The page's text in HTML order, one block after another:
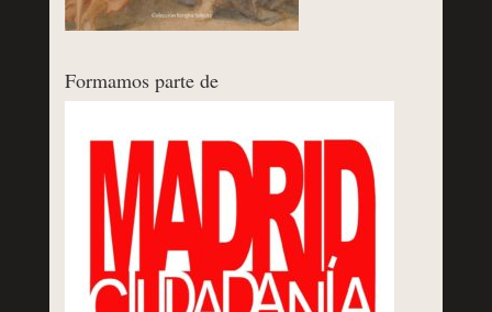
Formamos parte de